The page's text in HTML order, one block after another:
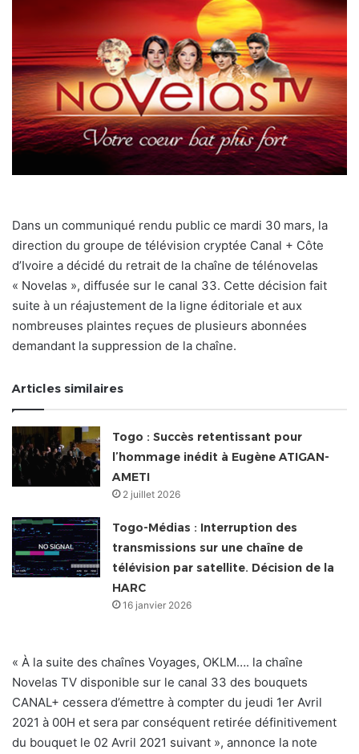
Dans un communiqué rendu public ce mardi 30 mars, la
direction du groupe de télévision cryptée Canal + Côte
d’Ivoire a décidé du retrait de la chaîne de télénovelas
« Novelas », diffusée sur le canal 33. Cette décision fait
suite à un réajustement de la ligne éditoriale et aux
nombreuses plaintes reçues de plusieurs abonnées
demandant la suppression de la chaîne.
Articles similaires
Togo : Succès retentissant pour
l’hommage inédit à Eugène ATIGAN-
AMETI
2 juillet 2026
Togo-Médias : Interruption des
transmissions sur une chaîne de
télévision par satellite. Décision de la
HARC
16 janvier 2026
« À la suite des chaînes Voyages, OKLM…. la chaîne
Novelas TV disponible sur le canal 33 des bouquets
CANAL+ cessera d’émettre à compter du jeudi 1er Avril
2021 à 00H et sera par conséquent retirée définitivement
du bouquet le 02 Avril 2021 suivant », annonce la note